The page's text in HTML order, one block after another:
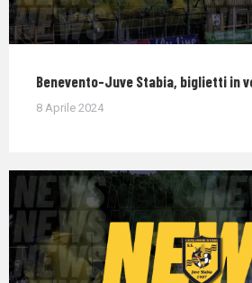
Benevento-Juve Stabia, biglietti in
8 Aprile 2024